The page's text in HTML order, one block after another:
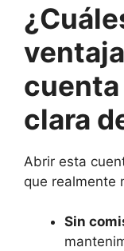
clara
Abrir esta
que realmente
Sin